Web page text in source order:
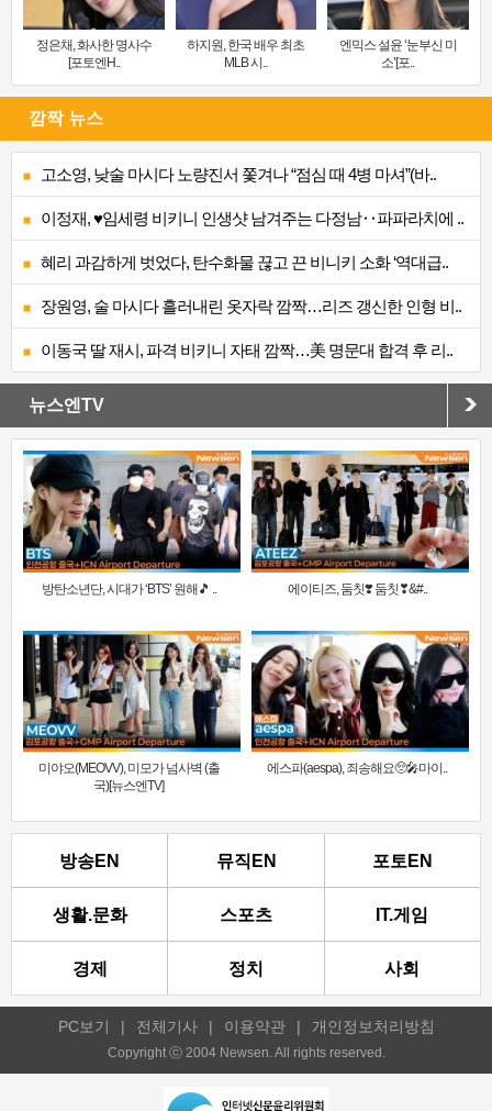
정은채, 화사한 명사수
[포토엔H..
하지원, 한국 배우 최초
MLB 시..
엔믹스 설윤 ‘눈부신 미
소’[포..
깜짝 뉴스
고소영, 낮술 마시다 노량진서 쫓겨나 “점심 때 4병 마셔”(바..
이정재, ♥임세령 비키니 인생샷 남겨주는 다정남‥파파라치에 ..
혜리 과감하게 벗었다, 탄수화물 끊고 끈 비니키 소화 ‘역대급..
장원영, 술 마시다 흘러내린 옷자락 깜짝…리즈 갱신한 인형 비..
이동국 딸 재시, 파격 비키니 자태 깜짝…美 명문대 합격 후 리..
뉴스엔TV
방탄소년단, 시대가 ‘BTS’ 원해🎵 .. 에이티즈, 둠칫❣️ 둠칫❣&#..
미야오(MEOVV), 미모가 넘사벽 (출
국)[뉴스엔TV]
에스파(aespa), 죄송해요🥺🎤마이..
방송EN 뮤직EN 포토EN
생활.문화 스포츠 IT.게임
경제 정치 사회
PC보기 | 전체기사 | 이용약관 | 개인정보처리방침
Copyright ⓒ 2004 Newsen. All rights reserved.